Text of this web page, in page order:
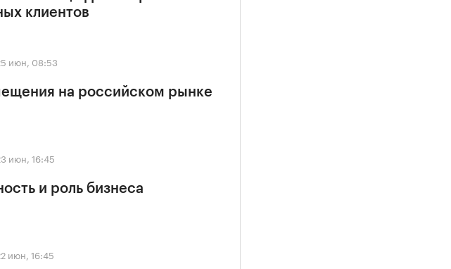
клиентов
июн, 08:53
на российском рынке
июн, 16:45
и роль бизнеса
июн, 16:45